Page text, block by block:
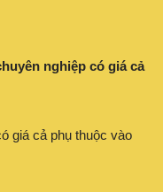
nghiệp có giá cả
giá cả phụ thuộc vào